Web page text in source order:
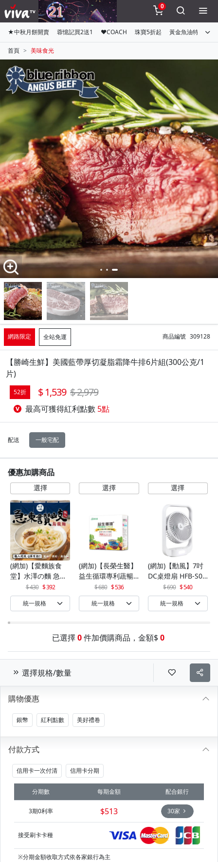
0
★中秋月餅開賣 蓉憶記買2送1 ♥COACH 珠寶5折起 黃金魚油特惠組
首頁 美味食光
網路限定 全站免運 商品編號 309128
【勝崎生鮮】美國藍帶厚切凝脂霜降牛排6片組(300公克/1
片)
52折 1,539 2,979
最高可獲得紅利點數 5點
配送 一般宅配
優惠加購商品
(網加)【愛麵族食
堂】水澤の麵 急凍
讚岐烏龍麵 200gx5
入(袋)*2組(10入)
430 392
(網加)【長榮生醫】
益生循環專利蔬暢
配方輕體順暢(30包/
盒)x1
680 536
(網加)【勳風】7吋
DC桌燈扇 HFB-S06
690 540
已選擇 0 件加價購商品，金額$ 0
選擇規格/數量
購物優惠
銀幣 紅利點數 美好禮卷
付款方式
信用卡一次付清 信用卡分期
分期數 每期金額 配合銀行
3期0利率 $513 30家
接受刷卡卡種
※分期金額收取方式依各家銀行為主